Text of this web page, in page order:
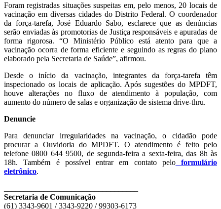
Foram registradas situações suspeitas em, pelo menos, 20 locais de
vacinação em diversas cidades do Distrito Federal. O coordenador
da força-tarefa, José Eduardo Sabo, esclarece que as denúncias
serão enviadas às promotorias de Justiça responsáveis e apuradas de
forma rigorosa. “O Ministério Público está atento para que a
vacinação ocorra de forma eficiente e seguindo as regras do plano
elaborado pela Secretaria de Saúde”, afirmou.
Desde o início da vacinação, integrantes da força-tarefa têm
inspecionado os locais de aplicação. Após sugestões do MPDFT,
houve alterações no fluxo de atendimento à população, com
aumento do número de salas e organização de sistema drive-thru.
Denuncie
Para denunciar irregularidades na vacinação, o cidadão pode
procurar a Ouvidoria do MPDFT. O atendimento é feito pelo
telefone 0800 644 9500, de segunda-feira a sexta-feira, das 8h às
18h. Também é possível entrar em contato peloformulário
eletrônico.
Secretaria de Comunicação
(61) 3343-9601 / 3343-9220 / 99303-6173